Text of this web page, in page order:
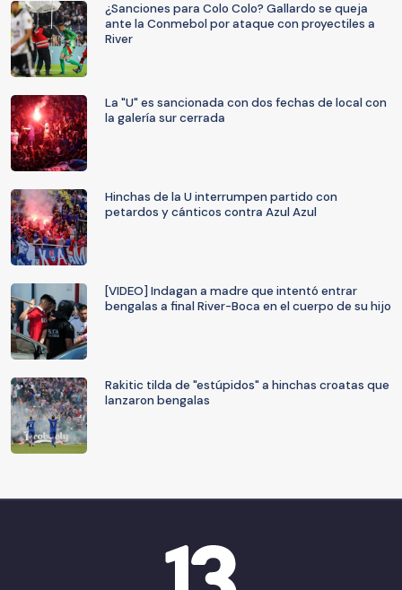
¿Sanciones para Colo Colo? Gallardo se queja
ante la Conmebol por ataque con proyectiles a
River
La "U" es sancionada con dos fechas de local con
la galería sur cerrada
Hinchas de la U interrumpen partido con
petardos y cánticos contra Azul Azul
[VIDEO] Indagan a madre que intentó entrar
bengalas a final River-Boca en el cuerpo de su hijo
Rakitic tilda de "estúpidos" a hinchas croatas que
lanzaron bengalas